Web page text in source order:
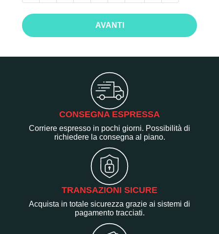
AVANTI
CONSEGNA ESPRESSA
Corriere espresso in pochi giorni. Possibilità di
richiedere la consegna al piano.
TRANSAZIONI SICURE
Acquista in totale sicurezza grazie ai sistemi di
pagamento tracciati.